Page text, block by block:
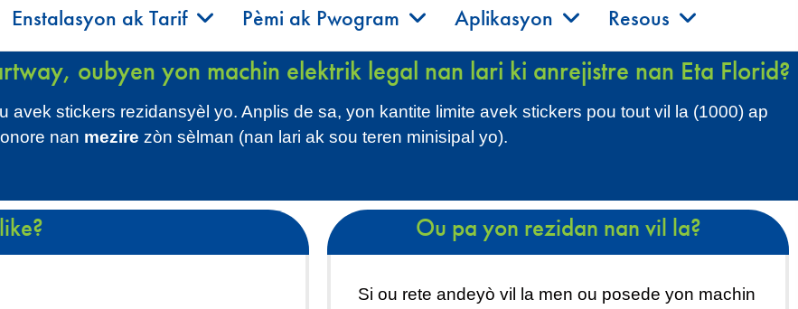
Enstalasyon ak Tarif Pèmi ak Pwogram Aplikasyon Resous
oubyen yon machin elektrik legal nan lari ki anrejistre nan Eta Florid?
avek stickers rezidansyèl yo. Anplis de sa, yon kantite limite avek stickers pou tout vil la (1000) ap
nan mezire zòn sèlman (nan lari ak sou teren minisipal yo).
Ou pa yon rezidan nan vil la?
Si ou rete andeyò vil la men ou posede yon machin